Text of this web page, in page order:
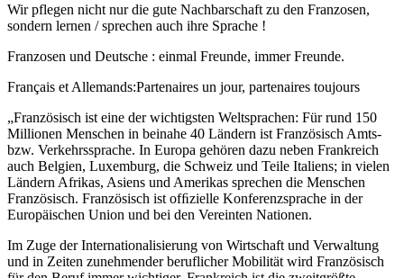
Wir pflegen nicht nur die gute Nachbarschaft zu den Franzosen,
sondern lernen / sprechen auch ihre Sprache !
Franzosen und Deutsche : einmal Freunde, immer Freunde.
Français et Allemands:Partenaires un jour, partenaires toujours
„Französisch ist eine der wichtigsten Weltsprachen: Für rund 150
Millionen Menschen in beinahe 40 Ländern ist Französisch Amts-
bzw. Verkehrssprache. In Europa gehören dazu neben Frankreich
auch Belgien, Luxemburg, die Schweiz und Teile Italiens; in vielen
Ländern Afrikas, Asiens und Amerikas sprechen die Menschen
Französisch. Französisch ist ofﬁzielle Konferenzsprache in der
Europäischen Union und bei den Vereinten Nationen.
Im Zuge der Internationalisierung von Wirtschaft und Verwaltung
und in Zeiten zunehmender beruflicher Mobilität wird Französisch